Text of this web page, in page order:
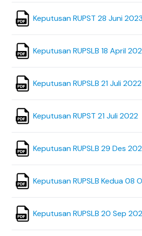
Keputusan RUPST 28 Juni 2023
Keputusan RUPSLB 18 April
Keputusan RUPSLB 21 Juli 2022
Keputusan RUPST 21 Juli 2022
Keputusan RUPSLB 29 Des
Keputusan RUPSLB Kedua 08
Keputusan RUPSLB 20 Sep